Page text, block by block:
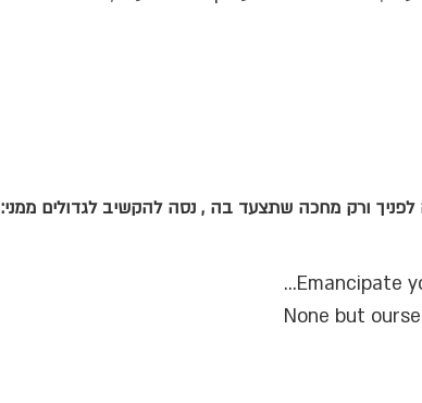
ורק מחכה שתצעד בה , נסה להקשיב לגדולים ממני:
...Emancipate
None but